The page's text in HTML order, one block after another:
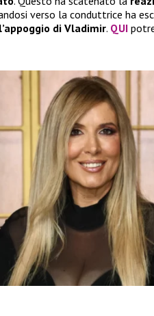
verso la conduttrice ha
l’appoggio di Vladimir. QUI